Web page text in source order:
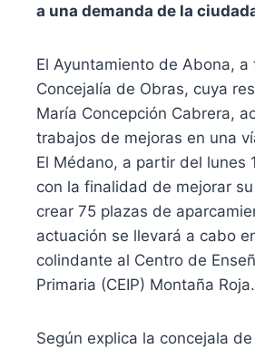
a una demanda de la
El Ayuntamiento de Abona, a
Concejalía de Obras, cuya
María Concepción Cabrera,
trabajos de mejoras en una
El Médano, a partir del lunes
con la finalidad de mejorar
crear 75 plazas de
actuación se llevará a cabo
colindante al Centro de
Primaria (CEIP) Montaña Roja.
Según explica la concejala